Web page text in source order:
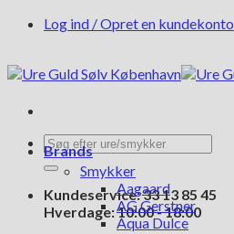
FortsætLog ind / Opret en kundekonto
Søg
efter:
Kundeservice: 33 13 85 45
Hverdage: 10:00 - 18:00
Brands
Smykker
Aagaard
AG Gerstner
Aqua Dulce